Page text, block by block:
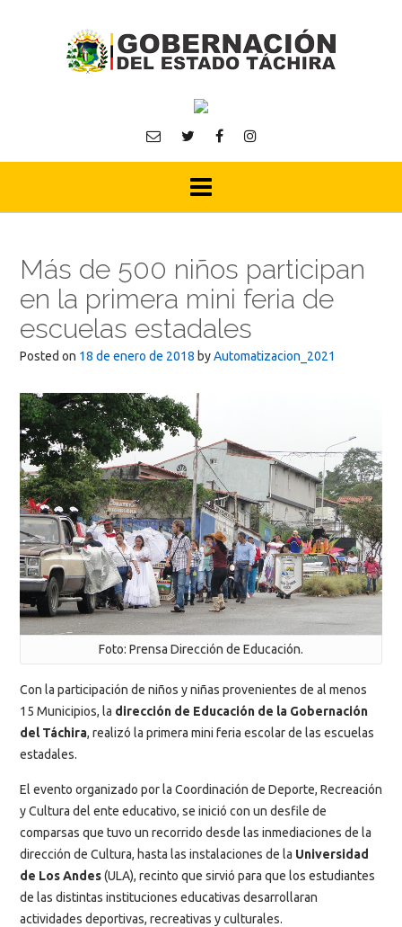
Más de 500 niños participan
en la primera mini feria de
escuelas estadales
Posted on 18 de enero de 2018 byAutomatizacion_2021
Foto: Prensa Dirección de Educación.
Con la participación de niños y niñas provenientes de al menos
15 Municipios, la dirección de Educación de la Gobernación
del Táchira, realizó la primera mini feria escolar de las escuelas
estadales.
El evento organizado por la Coordinación de Deporte, Recreación
y Cultura del ente educativo, se inició con un desfile de
comparsas que tuvo un recorrido desde las inmediaciones de la
dirección de Cultura, hasta las instalaciones de la Universidad
de Los Andes(ULA), recinto que sirvió para que los estudiantes
de las distintas instituciones educativas desarrollaran
actividades deportivas, recreativas y culturales.